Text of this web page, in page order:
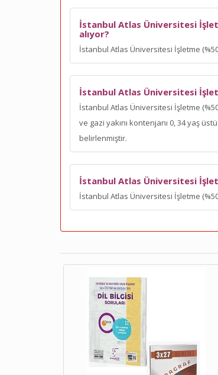
İstanbul Atlas Üniversitesi
alıyor?
İstanbul Atlas Üniversitesi İşletme
İstanbul Atlas Üniversitesi
İstanbul Atlas Üniversitesi İşletme
ve gazi yakını kontenjanı 0, 34 yaş
belirlenmiştir.
İstanbul Atlas Üniversitesi
İstanbul Atlas Üniversitesi İşletme